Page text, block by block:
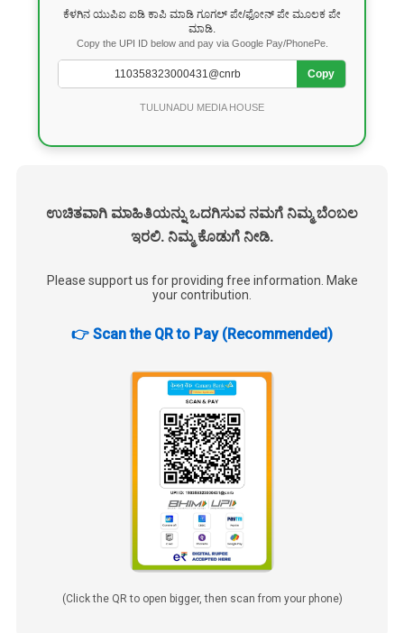
ಕೆಳಗಿನ ಯುಪಿಐ ಐಡಿ ಕಾಪಿ ಮಾಡಿ ಗೂಗಲ್ ಪೇ/ಫೋನ್ ಪೇ ಮೂಲಕ ಪೇ
ಮಾಡಿ.
Copy the UPI ID below and pay via Google Pay/PhonePe.
Copy
TULUNADU MEDIA HOUSE
ಉಚಿತವಾಗಿ ಮಾಹಿತಿಯನ್ನು ಒದಗಿಸುವ ನಮಗೆ ನಿಮ್ಮ ಬೆಂಬಲ
ಇರಲಿ. ನಿಮ್ಮ ಕೊಡುಗೆ ನೀಡಿ.
Please support us for providing free information. Make
your contribution.
👉 Scan the QR to Pay (Recommended)
(Click the QR to open bigger, then scan from your phone)